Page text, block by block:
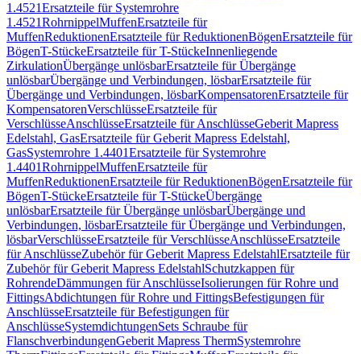
1.4521Ersatzteile für Systemrohre
1.4521RohrnippelMuffenErsatzteile für
MuffenReduktionenErsatzteile für ReduktionenBögenErsatzteile für
BögenT-StückeErsatzteile für T-StückeInnenliegende
ZirkulationÜbergänge unlösbarErsatzteile für Übergänge
unlösbarÜbergänge und Verbindungen, lösbarErsatzteile für
Übergänge und Verbindungen, lösbarKompensatorenErsatzteile für
KompensatorenVerschlüsseErsatzteile für
VerschlüsseAnschlüsseErsatzteile für AnschlüsseGeberit Mapress
Edelstahl, GasErsatzteile für Geberit Mapress Edelstahl,
GasSystemrohre 1.4401Ersatzteile für Systemrohre
1.4401RohrnippelMuffenErsatzteile für
MuffenReduktionenErsatzteile für ReduktionenBögenErsatzteile für
BögenT-StückeErsatzteile für T-StückeÜbergänge
unlösbarErsatzteile für Übergänge unlösbarÜbergänge und
Verbindungen, lösbarErsatzteile für Übergänge und Verbindungen,
lösbarVerschlüsseErsatzteile für VerschlüsseAnschlüsseErsatzteile
für AnschlüsseZubehör für Geberit Mapress EdelstahlErsatzteile für
Zubehör für Geberit Mapress EdelstahlSchutzkappen für
RohrendeDämmungen für AnschlüsseIsolierungen für Rohre und
FittingsAbdichtungen für Rohre und FittingsBefestigungen für
AnschlüsseErsatzteile für Befestigungen für
AnschlüsseSystemdichtungenSets Schraube für
FlanschverbindungenGeberit Mapress ThermSystemrohre